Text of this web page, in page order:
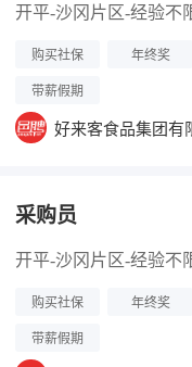
开平-沙冈片区-经验不
购买社保 年终奖
带薪假期
好来客食品集团有
采购员
开平-沙冈片区-经验不
购买社保 年终奖
带薪假期